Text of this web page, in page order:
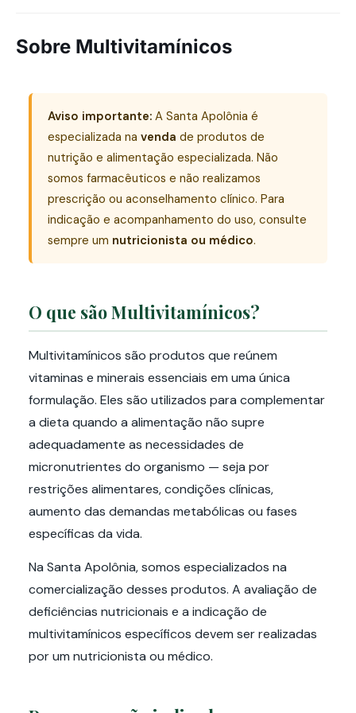
Sobre Multivitamínicos
Aviso importante: A Santa Apolônia é
especializada na venda de produtos de
nutrição e alimentação especializada. Não
somos farmacêuticos e não realizamos
prescrição ou aconselhamento clínico. Para
indicação e acompanhamento do uso, consulte
sempre um nutricionista ou médico.
O que são Multivitamínicos?
Multivitamínicos são produtos que reúnem
vitaminas e minerais essenciais em uma única
formulação. Eles são utilizados para complementar
a dieta quando a alimentação não supre
adequadamente as necessidades de
micronutrientes do organismo — seja por
restrições alimentares, condições clínicas,
aumento das demandas metabólicas ou fases
específicas da vida.
Na Santa Apolônia, somos especializados na
comercialização desses produtos. A avaliação de
deficiências nutricionais e a indicação de
multivitamínicos específicos devem ser realizadas
por um nutricionista ou médico.